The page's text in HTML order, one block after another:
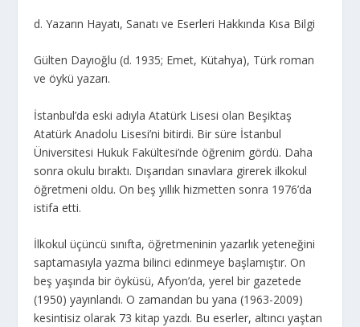
d. Yazarın Hayatı, Sanatı ve Eserleri Hakkında Kısa Bilgi
Gülten Dayıoğlu (d. 1935; Emet, Kütahya), Türk roman
ve öykü yazarı.
İstanbul’da eski adıyla Atatürk Lisesi olan Beşiktaş
Atatürk Anadolu Lisesi’ni bitirdi. Bir süre İstanbul
Üniversitesi Hukuk Fakültesi’nde öğrenim gördü. Daha
sonra okulu bıraktı. Dışarıdan sınavlara girerek ilkokul
öğretmeni oldu. On beş yıllık hizmetten sonra 1976’da
istifa etti.
İlkokul üçüncü sınıfta, öğretmeninin yazarlık yeteneğini
saptamasıyla yazma bilinci edinmeye başlamıştır. On
beş yaşında bir öyküsü, Afyon’da, yerel bir gazetede
(1950) yayınlandı. O zamandan bu yana (1963-2009)
kesintisiz olarak 73 kitap yazdı. Bu eserler, altıncı yaştan